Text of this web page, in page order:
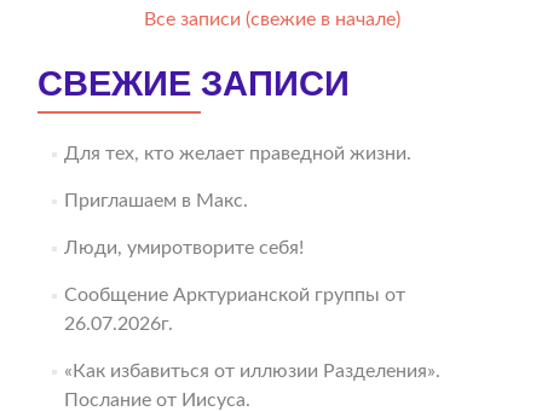
Все записи (свежие в начале)
СВЕЖИЕ ЗАПИСИ
Для тех, кто желает праведной жизни.
Приглашаем в Макс.
Люди, умиротворите себя!
Сообщение Арктурианской группы от
26.07.2026г.
«Как избавиться от иллюзии Разделения».
Послание от Иисуса.